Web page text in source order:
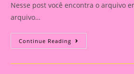
Nesse post você encontra o arquivo
arquivo…
Continue Reading Atividade
Com
Tema